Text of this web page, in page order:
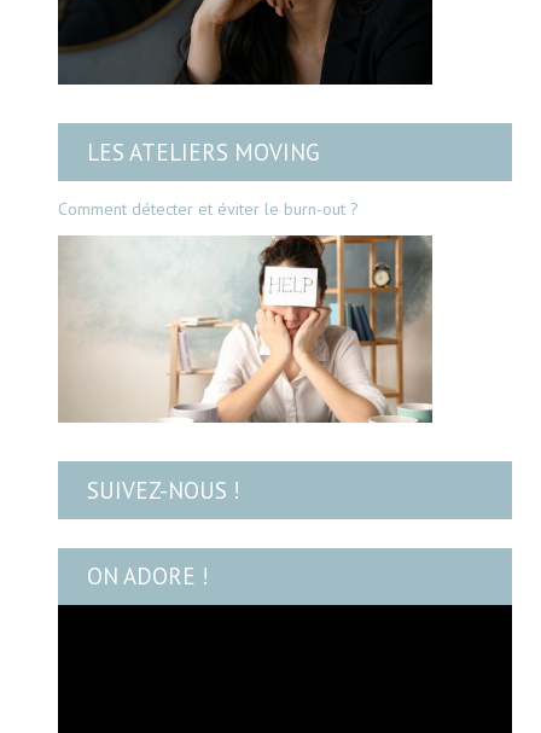
LES ATELIERS MOVING
Comment détecter et éviter le burn-out ?
SUIVEZ-NOUS !
ON ADORE !